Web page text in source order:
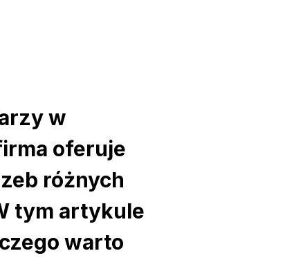
w
oferuje
różnych
tym artykule
warto